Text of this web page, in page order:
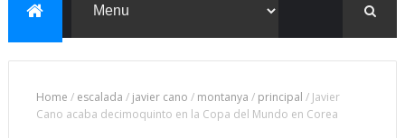
Home / escalada / javier cano / montanya / principal / Javier
Cano acaba decimoquinto en la Copa del Mundo en Corea